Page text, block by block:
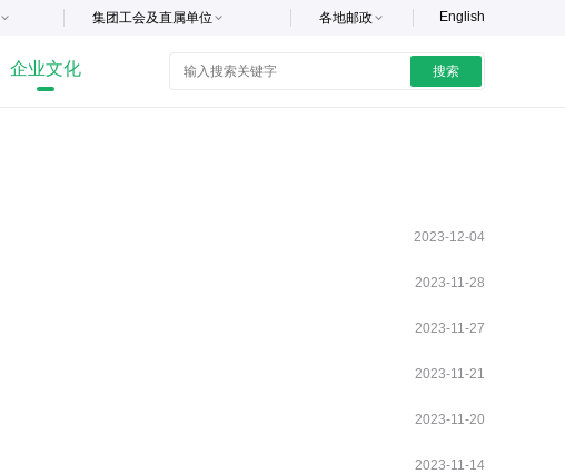
English
各地邮政
集团工会及直属单位
企业文化 搜索
2023-12-04
2023-11-28
2023-11-27
2023-11-21
2023-11-20
2023-11-14